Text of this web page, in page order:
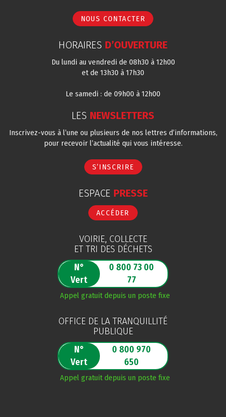
NOUS CONTACTER
HORAIRES D’OUVERTURE
Du lundi au vendredi de 08h30 à 12h00
et de 13h30 à 17h30
Le samedi : de 09h00 à 12h00
LES NEWSLETTERS
Inscrivez-vous à l’une ou plusieurs de nos lettres d’informations,
pour recevoir l’actualité qui vous intéresse.
S’INSCRIRE
ESPACE PRESSE
ACCÉDER
VOIRIE, COLLECTE
ET TRI DES DÉCHETS
N°
Vert
0 800 73 00
77
Appel gratuit depuis un poste fixe
OFFICE DE LA TRANQUILLITÉ
PUBLIQUE
N°
Vert
0 800 970
650
Appel gratuit depuis un poste fixe